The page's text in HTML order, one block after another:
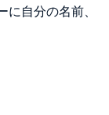
自分の名前、